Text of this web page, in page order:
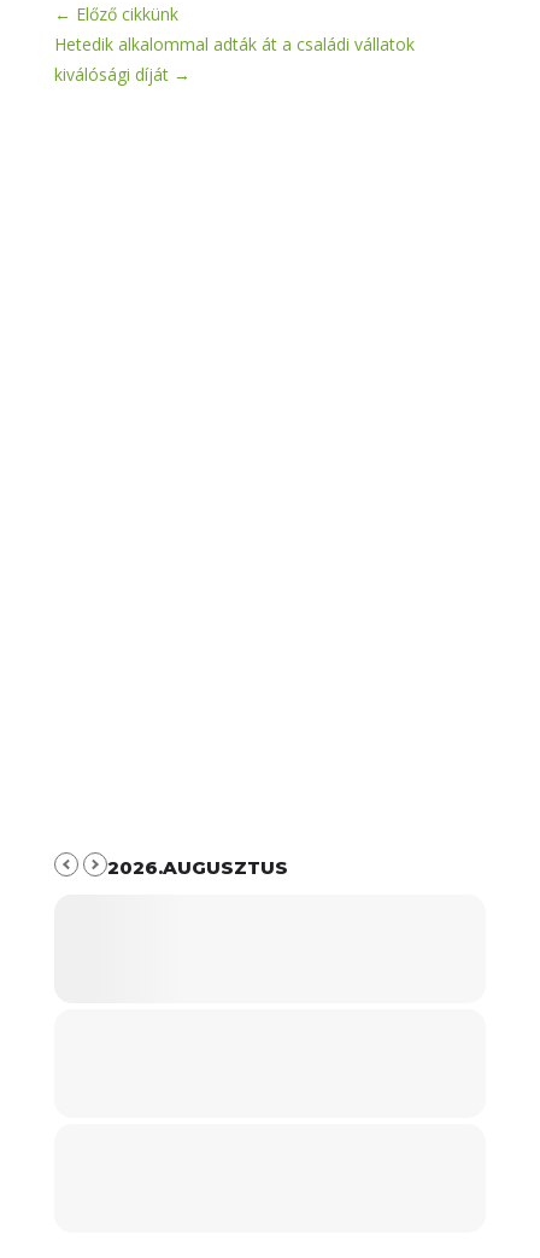
← Előző cikkünk
Hetedik alkalommal adták át a családi vállatok
kiválósági díját→
2026.AUGUSZTUS